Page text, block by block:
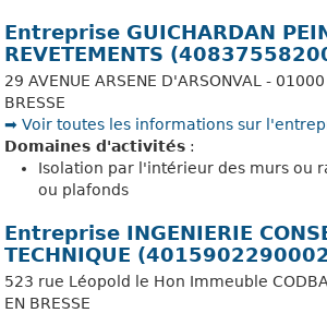
Entreprise GUICHARDAN
REVETEMENTS
29 AVENUE ARSENE D'ARSONVAL -
BRESSE
➡️ Voir toutes les informations sur
Domaines d'activités :
Isolation par l'intérieur des murs ou
ou plafonds
Entreprise INGENIERIE
TECHNIQUE
523 rue Léopold le Hon Immeuble
EN BRESSE